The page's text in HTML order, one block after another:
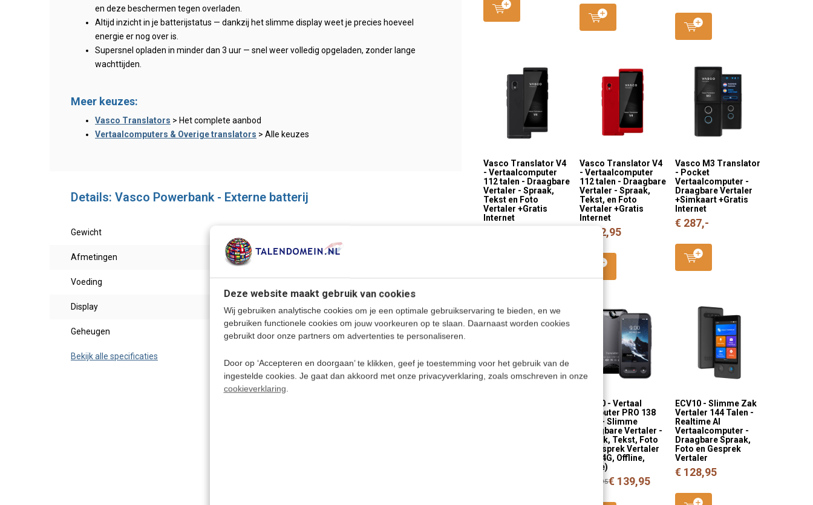
Deze website maakt gebruik van cookies
Wij gebruiken analytische cookies om je een optimale gebruikservaring te bieden, en we
gebruiken functionele cookies om jouw voorkeuren op te slaan. Daarnaast worden cookies
gebruikt door onze partners om advertenties te personaliseren.
Door op ‘Accepteren en doorgaan’ te klikken, geef je toestemming voor het gebruik van de
ingestelde cookies. Je gaat dan akkoord met onze privacyverklaring, zoals omschreven in onze
cookieverklaring.
en deze beschermen tegen overladen.
Altijd inzicht in je batterijstatus — dankzij het slimme display weet je precies hoeveel
energie er nog over is.
Supersnel opladen in minder dan 3 uur — snel weer volledig opgeladen, zonder lange
wachttijden.
Meer keuzes:
Vasco Translators > Het complete aanbod
Vertaalcomputers & Overige translators > Alle keuzes
Details: Vasco Powerbank - Externe batterij
Gewicht
Afmetingen 14 x7 x 1.5 CM
Voeding
Display NVT
Geheugen NVT
Bekijk alle specificaties
Vasco Translator V4
- Vertaalcomputer
112 talen - Draagbare
Vertaler - Spraak,
Tekst en Foto
Vertaler +Gratis
Internet
Vasco Translator V4
- Vertaalcomputer
112 talen - Draagbare
Vertaler - Spraak,
Tekst, en Foto
Vertaler +Gratis
Internet
€ 442,95
Vasco M3 Translator
- Pocket
Vertaalcomputer -
Draagbare Vertaler
+Simkaart +Gratis
Internet
€ 287,-
W1 4.0 - Vertaal
Computer PRO 138
talen - Slimme
Draagbare Vertaler -
Spraak, Tekst, Foto
en Gesprek Vertaler
(Wifi, 4G, Offline,
Online)
€ 159,95€ 139,95
ECV10 - Slimme Zak
Vertaler 144 Talen -
Realtime AI
Vertaalcomputer -
Draagbare Spraak,
Foto en Gesprek
Vertaler
€ 128,95